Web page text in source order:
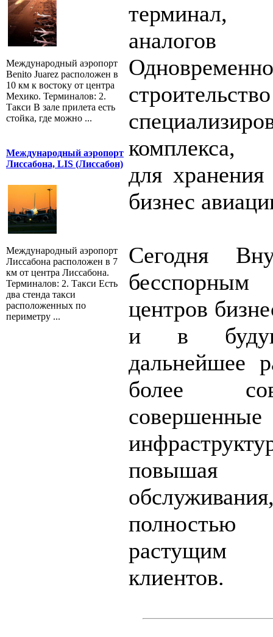
Международный аэропорт
Benito Juarez расположен в
10 км к востоку от центра
Мехико. Терминалов: 2.
Такси В зале прилета есть
стойка, где можно ...
Международный аэропорт
Лиссабона, LIS (Лиссабон)
Международный аэропорт
Лиссабона расположен в 7
км от центра Лиссабона.
Терминалов: 2. Такси Есть
два стенда такси
расположенных по
периметру ...
комплекса,
для хранения
бизнес
Сегодня
центров
и в
дальнейшее
более
полностью
растущим
клиентов.